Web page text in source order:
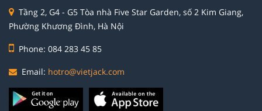
Tầng 2, G4 - G5 Tòa nhà Five Star Garden, số 2 Kim Giang,
Phường Khương Đình, Hà Nội
Phone: 084 283 45 85
Email: hotro@vietjack.com